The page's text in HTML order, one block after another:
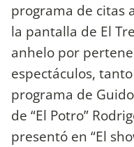
programa de citas
la pantalla de El
anhelo por
espectáculos,
programa de
de “El Potro”
presentó en “El